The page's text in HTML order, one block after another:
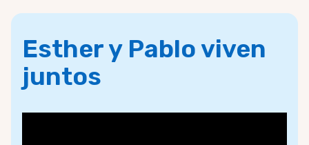
Esther y Pablo viven
juntos